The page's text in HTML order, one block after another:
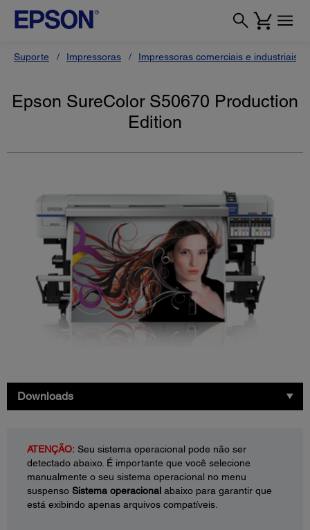
Suporte Impressoras Impressoras comerciais e industriais
Epson SureColor S50670 Production
Edition
Downloads
ATENÇÃO: Seu sistema operacional pode não ser
detectado abaixo. É importante que você selecione
manualmente o seu sistema operacional no menu
suspenso Sistema operacional abaixo para garantir que
está exibindo apenas arquivos compatíveis.